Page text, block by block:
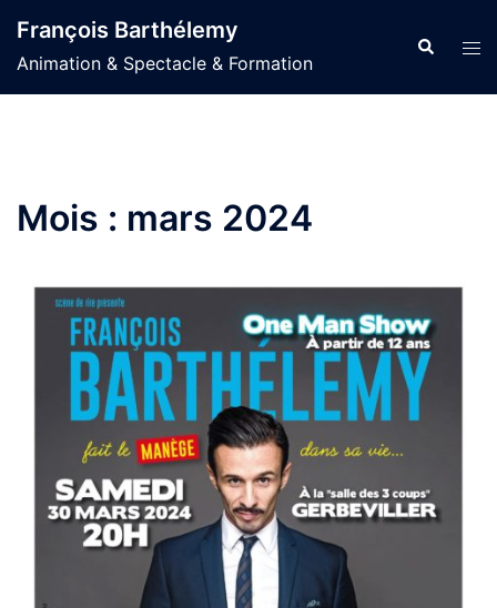
au
contenu
François Barthélemy
Animation & Spectacle & Formation
Mois : mars 2024